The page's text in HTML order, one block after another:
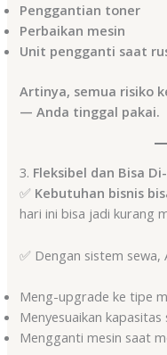
Penggantian toner
Perbaikan mesin
Unit pengganti saat
Artinya, semua risiko
— Anda tinggal pakai.
3. Fleksibel dan Bisa
✅ Kebutuhan bisnis
hari ini bisa jadi kurang
✅ Dengan sistem sewa,
Meng-upgrade ke tipe
Menyesuaikan
Mengganti mesin saat